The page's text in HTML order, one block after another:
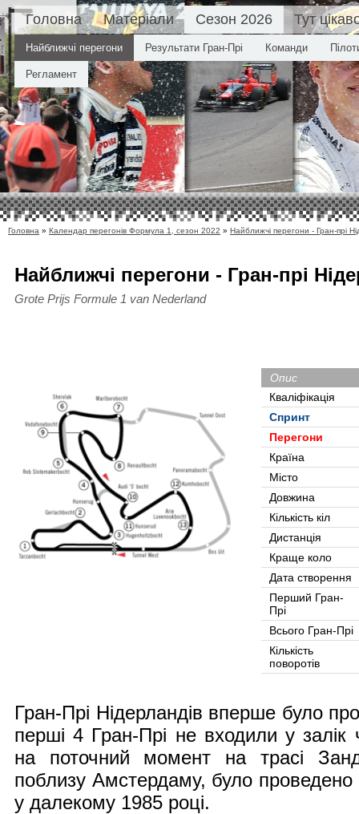
Головна Матеріали Сезон 2026
Найближчі перегони Результати Гран-Прі Команди
Регламент
Тут
Головна » Календар перегонів Формула 1, сезон 2022 » Найближчі перегони - Гран-прі
Найближчі перегони - Гран-прі
Grote Prijs Formule 1 van Nederland
Опис
Кваліфікація
Спринт
Перегони
Країна
Місто
Довжина
Кількість кіл
Дистанція
Краще коло
Дата створення
Перший Гран-
Прі
Всього Гран-Прі
Кількість
поворотів
Гран-Прі Нідерландів вперше було
перші 4 Гран-Прі не входили у залік
на поточний момент на трасі
поблизу Амстердаму, було проведено
у далекому 1985 році.